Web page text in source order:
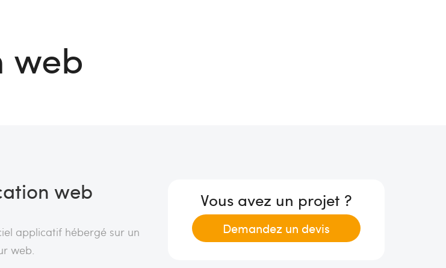
web
web
applicatif hébergé sur un
web.
Vous avez un projet ?
Demandez un devis